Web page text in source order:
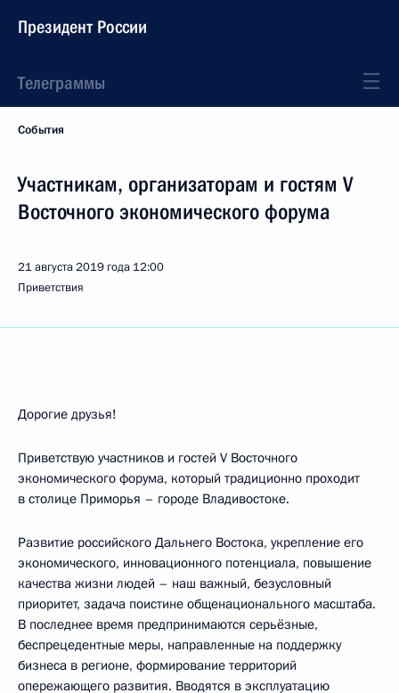
Президент России
Телеграммы
События
Участникам, организаторам и гостям V
Восточного экономического форума
21 августа 2019 года 12:00
Приветствия
Дорогие друзья!
Приветствую участников и гостей V Восточного
экономического форума, который традиционно проходит
в столице Приморья – городе Владивостоке.
Развитие российского Дальнего Востока, укрепление его
экономического, инновационного потенциала, повышение
качества жизни людей – наш важный, безусловный
приоритет, задача поистине общенационального масштаба.
В последнее время предпринимаются серьёзные,
беспрецедентные меры, направленные на поддержку
бизнеса в регионе, формирование территорий
опережающего развития. Вводятся в эксплуатацию